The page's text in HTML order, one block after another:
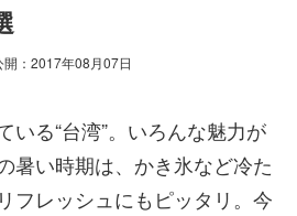
開：2017年08月07日
いる“台湾”。いろんな魅力が
暑い時期は、かき氷など冷た
フレッシュにもピッタリ。今